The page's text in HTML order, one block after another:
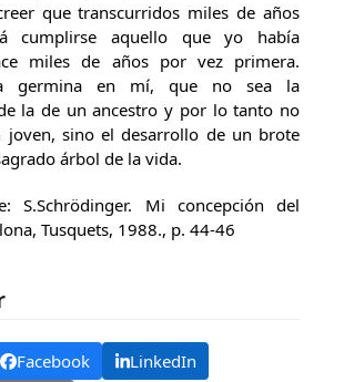
que transcurridos miles de años
cumplirse aquello que yo había
miles de años por vez primera.
germina en mí, que no sea la
la de un ancestro y por lo tanto no
joven, sino el desarrollo de un brote
árbol de la vida.
S.Schrödinger. Mi concepción del
Tusquets, 1988., p. 44-46
Facebook
LinkedIn